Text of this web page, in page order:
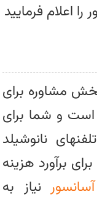
اعلام فرمایید
مشاوره برای
است و شما برای
نانوشیلد
برآورد هزینه
نیاز به